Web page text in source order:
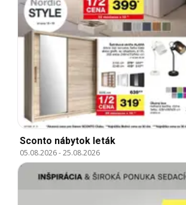
Sconto nábytok leták
05.08.2026-25.08.2026